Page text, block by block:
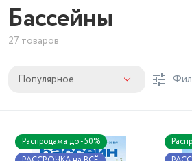
Бассейны
27 товаров
Популярное
Распродажа до -50%